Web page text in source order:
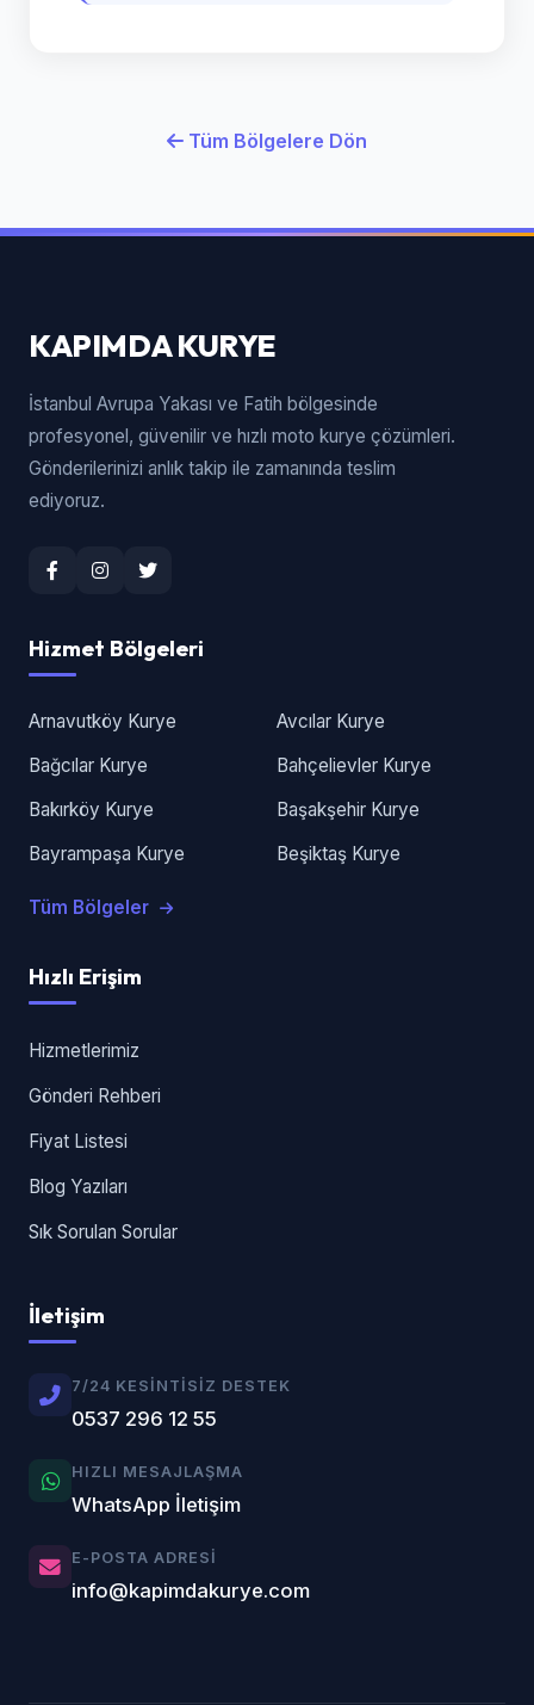
Tüm Bölgelere Dön
KAPIMDA KURYE
İstanbul Avrupa Yakası ve Fatih bölgesinde
profesyonel, güvenilir ve hızlı moto kurye çözümleri.
Gönderilerinizi anlık takip ile zamanında teslim
ediyoruz.
Hizmet Bölgeleri
Arnavutköy Kurye
Avcılar Kurye
Bağcılar Kurye
Bahçelievler Kurye
Bakırköy Kurye
Başakşehir Kurye
Bayrampaşa Kurye
Beşiktaş Kurye
Tüm Bölgeler
Hızlı Erişim
Hizmetlerimiz
Gönderi Rehberi
Fiyat Listesi
Blog Yazıları
Sık Sorulan Sorular
İletişim
7/24 KESINTISIZ DESTEK
0537 296 12 55
HIZLI MESAJLAŞMA
WhatsApp İletişim
E-POSTA ADRESI
info@kapimdakurye.com